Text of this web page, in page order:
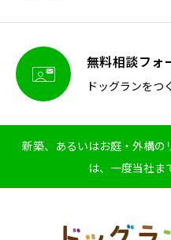
 無料相談フォ
ドッグランをつ
新築、あるいはお庭・外構
は、一度当社ま